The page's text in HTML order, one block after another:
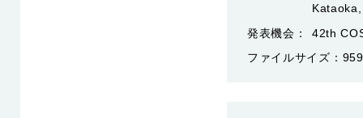
発表機会：
42th
ファイルサイズ：